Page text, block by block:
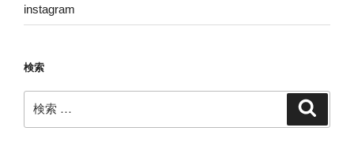
instagram
検索
索: